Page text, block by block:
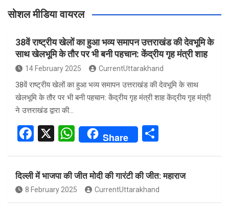
सोशल मीडिया वायरल
38वें राष्ट्रीय खेलों का हुआ भव्य समापन उत्तराखंड की देवभूमि के
साथ खेलभूमि के तौर पर भी बनी पहचान: केंद्रीय गृह मंत्री शाह
14 February 2025 CurrentUttarakhand
38वें राष्ट्रीय खेलों का हुआ भव्य समापन उत्तराखंड की देवभूमि के साथ
खेलभूमि के तौर पर भी बनी पहचान: केंद्रीय गृह मंत्री शाह केंद्रीय गृह मंत्री
ने उत्तराखंड द्वारा की…
F
ce
b
o
X
W
at
s
A
Share
e
दिल्ली में भाजपा की जीत मोदी की गारंटी की जीत: महाराज
8 February 2025 CurrentUttarakhand